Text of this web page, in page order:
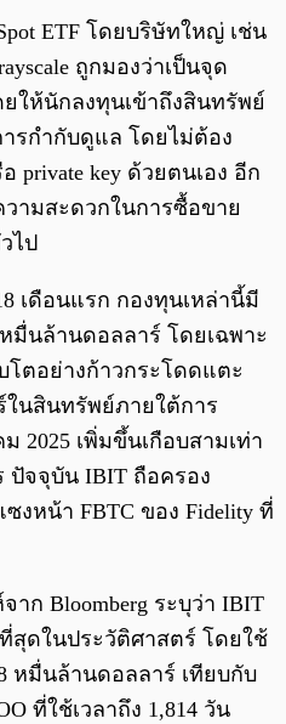
ETF โดยบริษัทใหญ่ เช่น
ถูกมองว่าเป็นจุด
ให้นักลงทุนเข้าถึงสินทรัพย์
รกำกับดูแล โดยไม่ต้อง
private key ด้วยตนเอง อีก
ามสะดวกในการซื้อขาย
ไป
เดือนแรก กองทุนเหล่านี้มี
มื่นล้านดอลลาร์ โดยเฉพาะ
โตอย่างก้าวกระโดดแตะ
นสินทรัพย์ภายใต้การ
2025 เพิ่มขึ้นเกือบสามเท่า
ปัจจุบัน IBIT ถือครอง
ซงหน้า FBTC ของ Fidelity ที่
าก Bloomberg ระบุว่า IBIT
ที่สุดในประวัติศาสตร์ โดยใช้
หมื่นล้านดอลลาร์ เทียบกับ
ที่ใช้เวลาถึง 1,814 วัน